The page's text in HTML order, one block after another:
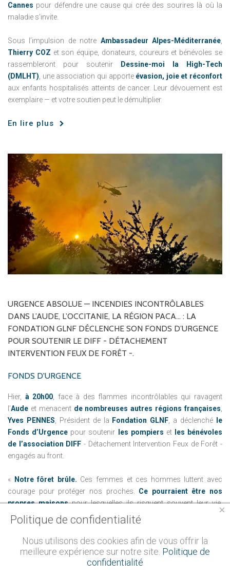
Cannes pour défendre une cause qui crée des sourires là où la
maladie s’invite.
Sous l’impulsion de notre Ambassadeur Alpes-Méditerranée
Thierry COZ et son équipe, donateurs, coureurs et bénévoles se
rassembleront pour soutenir
Dessine-moi la High-Tech
(DMLHT) , une association qui apporte évasion, joie et réconfort
aux enfants hospitalisés atteints de cancer. Leur dévouement est
exemplaire — et votre soutien peut le démultiplier.
En lire plus
URGENCE ABSOLUE — INCENDIES INCONTRÔLABLES
DANS L’AUDE, L’OCCITANIE, LA RÉGION PACA… : LA
FONDATION GLNF DÉCLENCHE SON FONDS D’URGENCE
POUR SOUTENIR LE DIFF - DÉTACHEMENT
INTERVENTION FEUX DE FORÊT -.
FONDS D'URGENCE
Hier, à 20h00 , face à des flammes incontrôlables qui ravagent
l’Aude et menacent de nombreuses autres régions françaises
Yves PENNES , Président de la Fondation GLNF , a déclenché le
Fonds d’Urgence pour soutenir les pompiers et
les bénévoles
de l’association DIFF - Détachement Intervention Feux de Forêt -
engagés au front.
« Notre fôret brûle. Ces femmes et ces hommes luttent avec
courage pour protéger nos proches. Ce pourraient être nos
propres maisonspour lesquelles ils risquent souvent leur vie.
Nous ne pouvons pas regarder ailleurs.
Nous devons faire levier
les soutenir maintenant est notre devoir.
Yves PENNES, Président de la Fondation GLNF
×
Politique de confidentialité
Nous utilisons des cookies afin de vous offrir la
meilleure expérience sur notre site. Politique de
confidentialité